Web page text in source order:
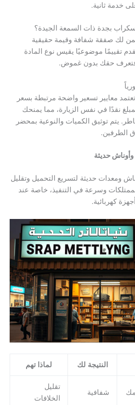
خدمة ثانية.
بجدة ذات السمعة الجيدة؟
لك صفقة شفافة وقيمة حقيقية
تقييمًا موضوعيًا يقيس نوع المادة
فتعرف حقك بدون غموض.
معايير تسعير واضحة مرتبطة بسعر
نقدًا في نفس الزيارة، مما يمنحك
يتم توثيق الكميات والنوعية بمحضر
الطرفين.
حديثة
ومعدات حديثة لتسريع التحميل وتقليل
وسرعة في التنفيذ، خاصة عند
كهربائية.
النتيجة لك لماذا تهم
شفافية
تقليل
الخلافات